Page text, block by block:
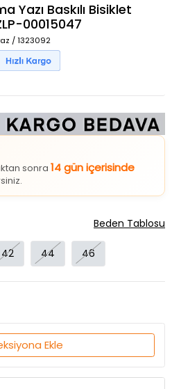
Yazı Baskılı Bisiklet
00015047
/ 1323092
sonra 14 gün içerisinde
42 44 46
Beden Tablosu
Ekle